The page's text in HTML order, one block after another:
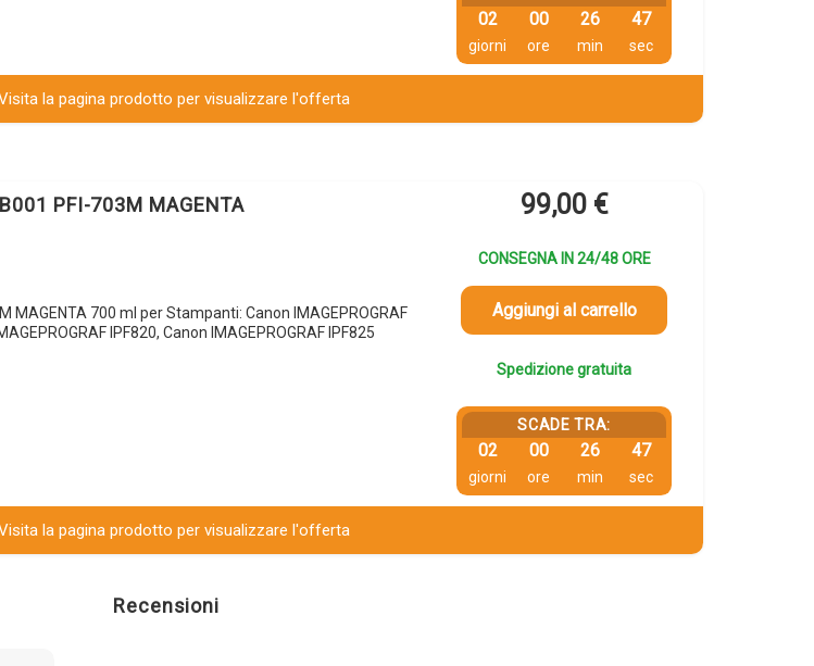
02
giorni
00
ore
26
min
46
sec
la pagina prodotto per visualizzare l'offerta
PFI-703M MAGENTA
700 ml per Stampanti: Canon IMAGEPROGRAF
IPF820, Canon IMAGEPROGRAF IPF825
99,00 €
CONSEGNA IN 24/48 ORE
Aggiungi al carrello
Spedizione gratuita
SCADE TRA:
02
giorni
00
ore
26
min
46
sec
la pagina prodotto per visualizzare l'offerta
Recensioni